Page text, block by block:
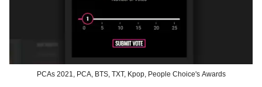
PCAs 2021, PCA, BTS, TXT, Kpop, People Choice's Awards